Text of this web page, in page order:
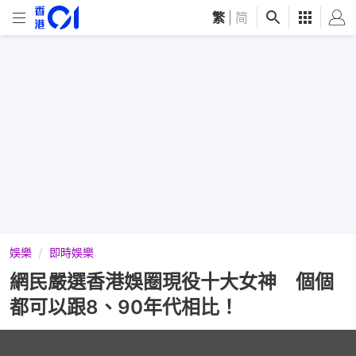
繁 简
娛樂 即時娛樂
網民嚴選香港娛圈現役十大女神 個個
都可以跟8、90年代相比！